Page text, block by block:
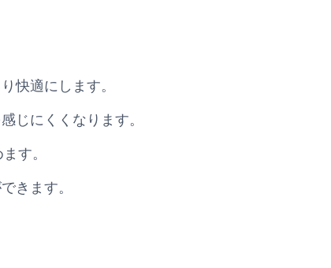
快適にします。
じにくくなります。
す。
きます。